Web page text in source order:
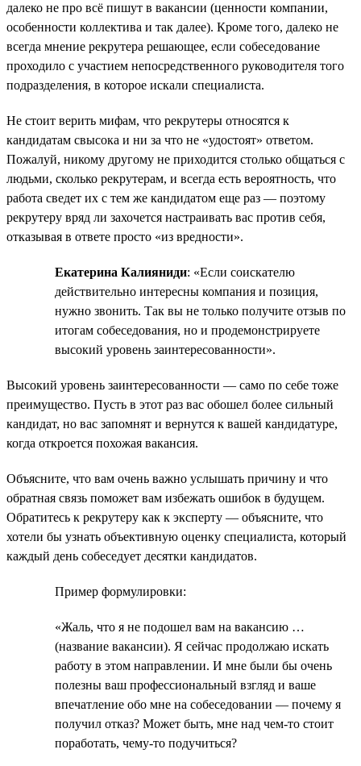
далеко не про всё пишут в вакансии (ценности компании,
особенности коллектива и так далее). Кроме того, далеко не
всегда мнение рекрутера решающее, если собеседование
проходило с участием непосредственного руководителя того
подразделения, в которое искали специалиста.
Не стоит верить мифам, что рекрутеры относятся к
кандидатам свысока и ни за что не «удостоят» ответом.
Пожалуй, никому другому не приходится столько общаться с
людьми, сколько рекрутерам, и всегда есть вероятность, что
работа сведет их с тем же кандидатом еще раз — поэтому
рекрутеру вряд ли захочется настраивать вас против себя,
отказывая в ответе просто «из вредности».
Екатерина Калияниди: «Если соискателю
действительно интересны компания и позиция,
нужно звонить. Так вы не только получите отзыв по
итогам собеседования, но и продемонстрируете
высокий уровень заинтересованности».
Высокий уровень заинтересованности — само по себе тоже
преимущество. Пусть в этот раз вас обошел более сильный
кандидат, но вас запомнят и вернутся к вашей кандидатуре,
когда откроется похожая вакансия.
Объясните, что вам очень важно услышать причину и что
обратная связь поможет вам избежать ошибок в будущем.
Обратитесь к рекрутеру как к эксперту — объясните, что
хотели бы узнать объективную оценку специалиста, который
каждый день собеседует десятки кандидатов.
Пример формулировки:
«Жаль, что я не подошел вам на вакансию …
(название вакансии). Я сейчас продолжаю искать
работу в этом направлении. И мне были бы очень
полезны ваш профессиональный взгляд и ваше
впечатление обо мне на собеседовании — почему я
получил отказ? Может быть, мне над чем-то стоит
поработать, чему-то подучиться?